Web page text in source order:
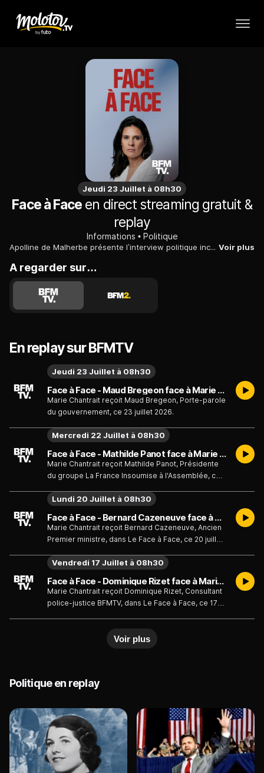
Jeudi 23 Juillet à 08h30
Face à Face en direct streaming gratuit &
replay
Informations Politique
Apolline de Malherbe présente l’interview politique incontournable « Le Face à face » chaque matin. Voir plus
A regarder sur…
En replay sur BFMTV
Face à Face - Maud Bregeon face à Marie Chantrait - Émission du jeudi 23 juillet
Marie Chantrait reçoit Maud Bregeon, Porte-parole
du gouvernement, ce 23 juillet 2026.
Jeudi 23 Juillet à 08h30
Face à Face - Mathilde Panot face à Marie Chantrait - Émission du mercredi 22 juillet
Marie Chantrait reçoit Mathilde Panot, Présidente
du groupe La France Insoumise à l'Assemblée, ce
Mercredi 22 Juillet à 08h30
Face à Face - Bernard Cazeneuve face à Marie Chantrait - Émission du lundi 20 juillet
Marie Chantrait reçoit Bernard Cazeneuve, Ancien
Premier ministre, dans Le Face à Face, ce 20 juillet
Lundi 20 Juillet à 08h30
Face à Face - Dominique Rizet face à Marie Chantrait - Émission du vendredi 17 juillet
Marie Chantrait reçoit Dominique Rizet, Consultant
police-justice BFMTV, dans Le Face à Face, ce 17
Vendredi 17 Juillet à 08h30
Voir plus
Politique en replay